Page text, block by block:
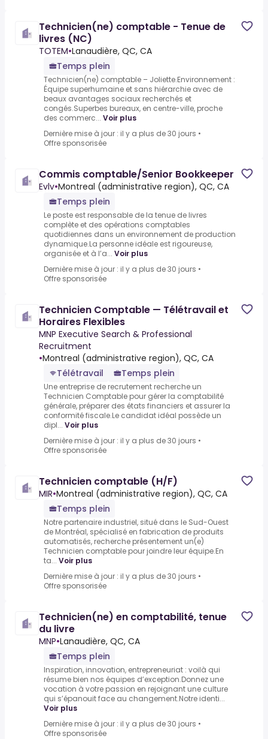
Technicien(ne) comptable - Tenue de
livres (NC)
TOTEM•Lanaudière, QC, CA
Temps plein
Technicien(ne) comptable – Joliette.Environnement :
Équipe superhumaine et sans hiérarchie avec de
beaux avantages sociaux recherchés et
congés.Superbes bureaux, en centre-ville, proche
des commerc... Voir plus
Dernière mise à jour : il y a plus de 30 jours •
Offre sponsorisée
Commis comptable/Senior Bookkeeper
Evlv•Montreal (administrative region), QC, CA
Temps plein
Le poste est responsable de la tenue de livres
complète et des opérations comptables
quotidiennes dans un environnement de production
dynamique.La personne idéale est rigoureuse,
organisée et à l’a... Voir plus
Dernière mise à jour : il y a plus de 30 jours •
Offre sponsorisée
Technicien Comptable — Télétravail et
Horaires Flexibles
MNP Executive Search & Professional
Recruitment
•Montreal (administrative region), QC, CA
Télétravail
Temps plein
Une entreprise de recrutement recherche un
Technicien Comptable pour gérer la comptabilité
générale, préparer des états financiers et assurer la
conformité fiscale.Le candidat idéal possède un
dipl... Voir plus
Dernière mise à jour : il y a plus de 30 jours •
Offre sponsorisée
Technicien comptable (H/F)
MIR•Montreal (administrative region), QC, CA
Temps plein
Notre partenaire industriel, situé dans le Sud-Ouest
de Montréal, spécialisé en fabrication de produits
automatisés, recherche présentement un(e)
Technicien comptable pour joindre leur équipe.En
ta... Voir plus
Dernière mise à jour : il y a plus de 30 jours •
Offre sponsorisée
Technicien(ne) en comptabilité, tenue
du livre
MNP•Lanaudière, QC, CA
Temps plein
Inspiration, innovation, entrepreneuriat : voilà qui
résume bien nos équipes d’exception.Donnez une
vocation à votre passion en rejoignant une culture
qui s’épanouit face au changement.Notre identi...
Voir plus
Dernière mise à jour : il y a plus de 30 jours •
Offre sponsorisée